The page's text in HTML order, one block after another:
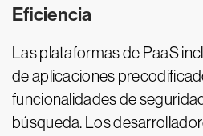
Eficiencia
Las plataformas de PaaS
de aplicaciones
funcionalidades de
búsqueda. Los